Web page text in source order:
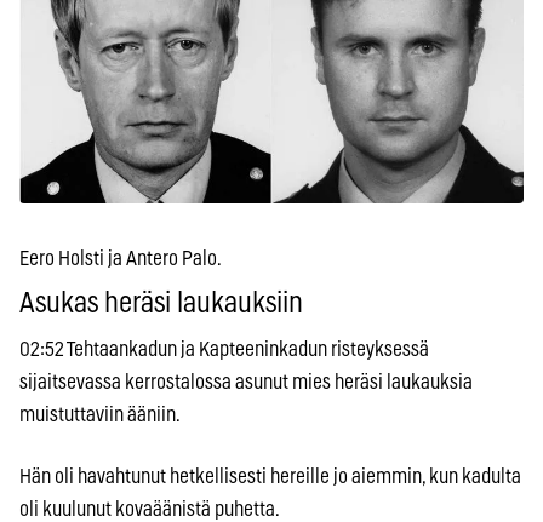
Eero Holsti ja Antero Palo.
Asukas heräsi laukauksiin
02:52 Tehtaankadun ja Kapteeninkadun risteyksessä
sijaitsevassa kerrostalossa asunut mies heräsi laukauksia
muistuttaviin ääniin.
Hän oli havahtunut hetkellisesti hereille jo aiemmin, kun kadulta
oli kuulunut kovaäänistä puhetta.